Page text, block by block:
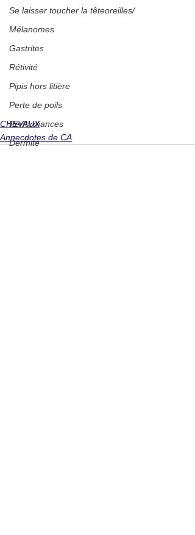
Se laisser toucher la têteoreilles/
Mélanomes
Gastrites
Rétivité
Pipis hors litière
Perte de poils
Performances
Dermite
CHEVAUX
Annecdotes de CA